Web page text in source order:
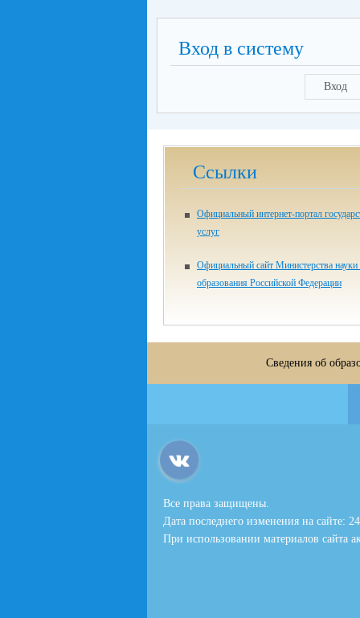
Вход в систему
Вход
Ссылки
Официальный интернет-портал
услуг
Официальный сайт Министерства
образования Российской Федерации
Сведения об
Все права защищены.
Дата последнего изменения на сайте:
При использовании материалов сайта